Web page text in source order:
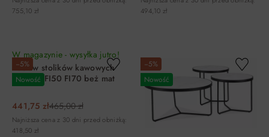
755,10 zł
494,10 zł
−5%
Nowość
W magazynie - wysyłka jutro!
Zestaw stolików kawowych
RODOS FI50 FI70 beż mat
441,75 zł465,00 zł
Najniższa cena z 30 dni przed obniżką:
418,50 zł
−5%
Nowość